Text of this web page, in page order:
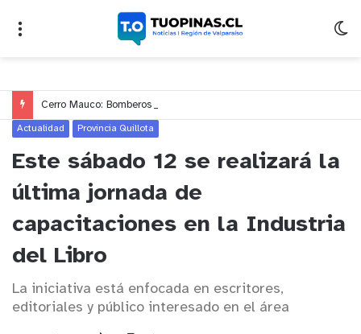
Actualidad Provincia Quillota
Este sábado 12 se realizará la
última jornada de
capacitaciones en la Industria
del Libro
La iniciativa está enfocada en escritores,
editoriales y público interesado en el área